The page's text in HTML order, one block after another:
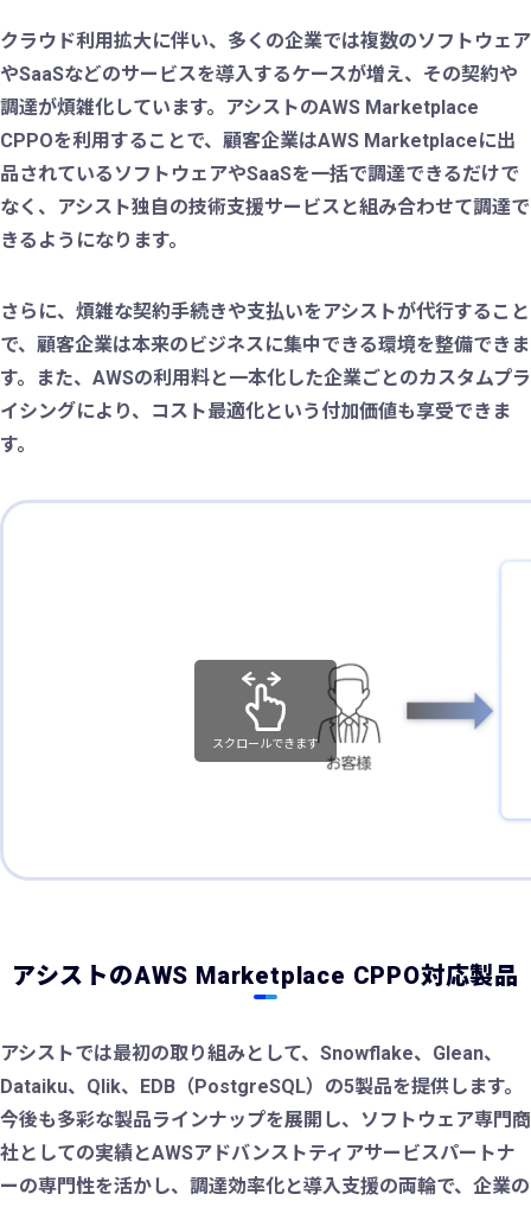
クラウド利用拡大に伴い、多くの企業では複数のソフトウェア
やSaaSなどのサービスを導入するケースが増え、その契約や
調達が煩雑化しています。アシストのAWS Marketplace
CPPOを利用することで、顧客企業はAWS Marketplaceに出
品されているソフトウェアやSaaSを一括で調達できるだけで
なく、アシスト独自の技術支援サービスと組み合わせて調達で
きるようになります。
さらに、煩雑な契約手続きや支払いをアシストが代行すること
で、顧客企業は本来のビジネスに集中できる環境を整備できま
す。また、AWSの利用料と一本化した企業ごとのカスタムプラ
イシングにより、コスト最適化という付加価値も享受できま
す。
スクロールできます
アシストのAWS Marketplace CPPO対応製品
アシストでは最初の取り組みとして、Snowflake、Glean、
Dataiku、Qlik、EDB（PostgreSQL）の5製品を提供します。
今後も多彩な製品ラインナップを展開し、ソフトウェア専門商
社としての実績とAWSアドバンストティアサービスパートナ
ーの専門性を活かし、調達効率化と導入支援の両輪で、企業の